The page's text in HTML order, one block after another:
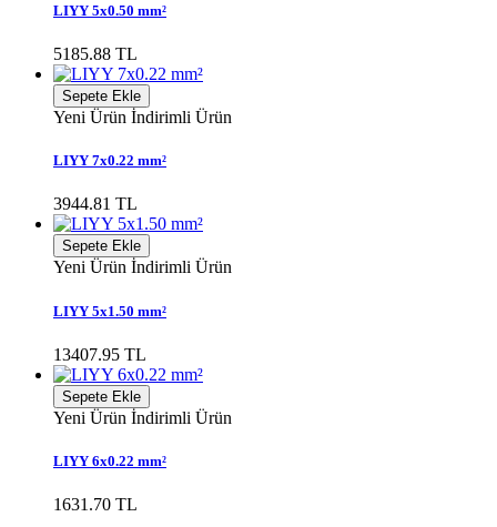
LIYY 5x0.50 mm²
5185.88 TL
Sepete Ekle
Yeni Ürün İndirimli Ürün
LIYY 7x0.22 mm²
3944.81 TL
Sepete Ekle
Yeni Ürün İndirimli Ürün
LIYY 5x1.50 mm²
13407.95 TL
Sepete Ekle
Yeni Ürün İndirimli Ürün
LIYY 6x0.22 mm²
1631.70 TL